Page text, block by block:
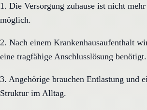
1. Die Versorgung zuhause ist nicht
möglich.
2. Nach einem Krankenhausaufenthalt
eine tragfähige Anschlusslösung benötigt.
3. Angehörige brauchen Entlastung und
Struktur im Alltag.